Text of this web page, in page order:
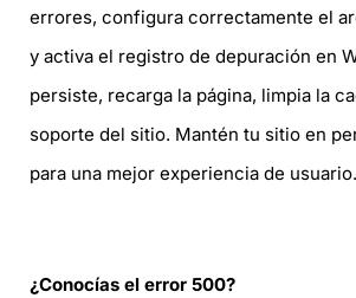
errores, configura correctamente el
y activa el registro de depuración en
persiste, recarga la página, limpia la
soporte del sitio. Mantén tu sitio en
para una mejor experiencia de usuario.
¿Conocías el error 500?